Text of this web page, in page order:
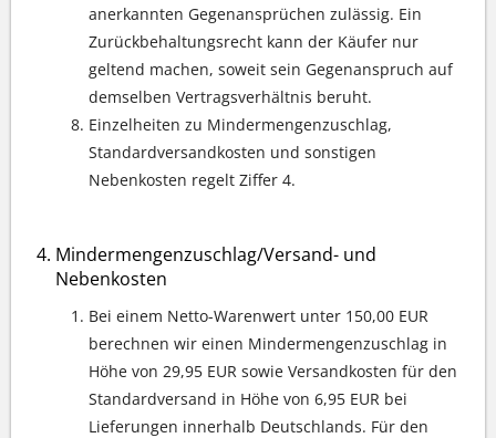
anerkannten Gegenansprüchen zulässig. Ein
Zurückbehaltungsrecht kann der Käufer nur
geltend machen, soweit sein Gegenanspruch auf
demselben Vertragsverhältnis beruht.
Einzelheiten zu Mindermengenzuschlag,
Standardversandkosten und sonstigen
Nebenkosten regelt Ziffer 4.
Mindermengenzuschlag/Versand- und
Nebenkosten
Bei einem Netto-Warenwert unter 150,00 EUR
berechnen wir einen Mindermengenzuschlag in
Höhe von 29,95 EUR sowie Versandkosten für den
Standardversand in Höhe von 6,95 EUR bei
Lieferungen innerhalb Deutschlands. Für den